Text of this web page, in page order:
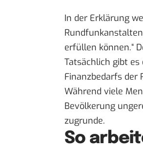
In der Erklärung
erfüllen können.“
Tatsächlich gibt
Finanzbedarfs der
Während viele
Bevölkerung
zugrunde.
So